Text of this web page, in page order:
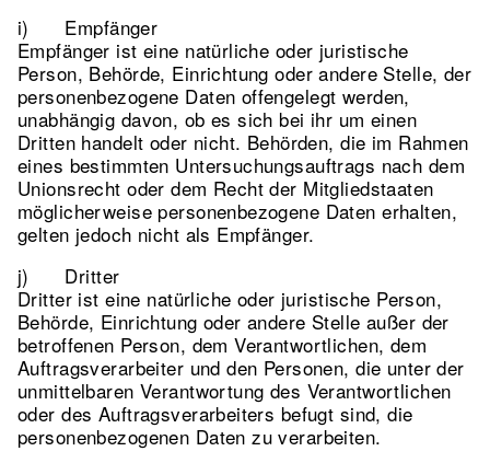
i) Empfänger
Empfänger ist eine natürliche oder juristische
Person, Behörde, Einrichtung oder andere Stelle, der
personenbezogene Daten offengelegt werden,
unabhängig davon, ob es sich bei ihr um einen
Dritten handelt oder nicht. Behörden, die im Rahmen
eines bestimmten Untersuchungsauftrags nach dem
Unionsrecht oder dem Recht der Mitgliedstaaten
möglicherweise personenbezogene Daten erhalten,
gelten jedoch nicht als Empfänger.
j) Dritter
Dritter ist eine natürliche oder juristische Person,
Behörde, Einrichtung oder andere Stelle außer der
betroffenen Person, dem Verantwortlichen, dem
Auftragsverarbeiter und den Personen, die unter der
unmittelbaren Verantwortung des Verantwortlichen
oder des Auftragsverarbeiters befugt sind, die
personenbezogenen Daten zu verarbeiten.